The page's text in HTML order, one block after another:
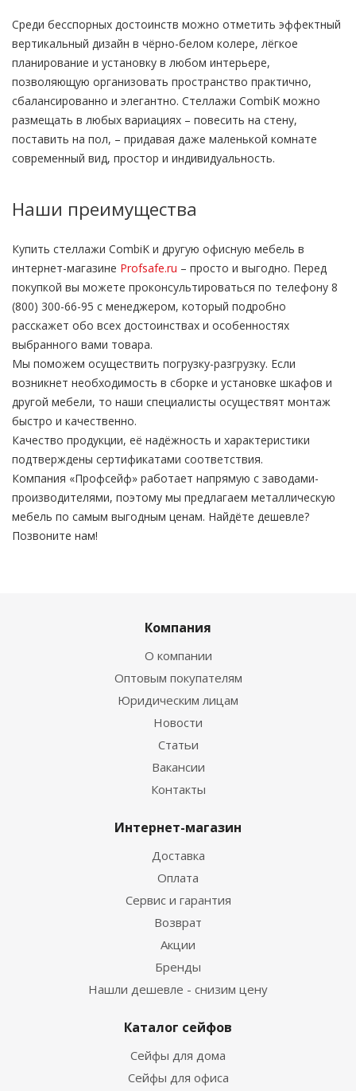
Среди бесспорных достоинств можно отметить эффектный
вертикальный дизайн в чёрно-белом колере, лёгкое
планирование и установку в любом интерьере,
позволяющую организовать пространство практично,
сбалансированно и элегантно. Стеллажи CombiK можно
размещать в любых вариациях – повесить на стену,
поставить на пол, – придавая даже маленькой комнате
современный вид, простор и индивидуальность.
Наши преимущества
Купить стеллажи CombiK и другую офисную мебель в
интернет-магазине Profsafe.ru – просто и выгодно. Перед
покупкой вы можете проконсультироваться по телефону 8
(800) 300-66-95 с менеджером, который подробно
расскажет обо всех достоинствах и особенностях
выбранного вами товара.
Мы поможем осуществить погрузку-разгрузку. Если
возникнет необходимость в сборке и установке шкафов и
другой мебели, то наши специалисты осуществят монтаж
быстро и качественно.
Качество продукции, её надёжность и характеристики
подтверждены сертификатами соответствия.
Компания «Профсейф» работает напрямую с заводами-
производителями, поэтому мы предлагаем металлическую
мебель по самым выгодным ценам. Найдёте дешевле?
Позвоните нам!
Компания
О компании
Оптовым покупателям
Юридическим лицам
Новости
Статьи
Вакансии
Контакты
Интернет-магазин
Доставка
Оплата
Сервис и гарантия
Возврат
Акции
Бренды
Нашли дешевле - снизим цену
Каталог сейфов
Сейфы для дома
Сейфы для офиса